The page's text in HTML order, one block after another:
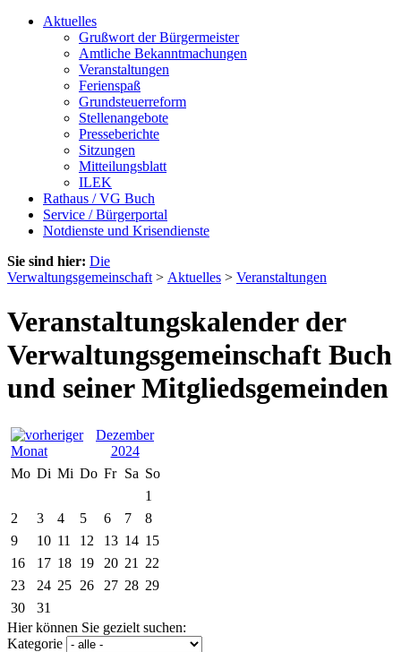
Aktuelles
Grußwort der Bürgermeister
Amtliche Bekanntmachungen
Veranstaltungen
Ferienspaß
Grundsteuerreform
Stellenangebote
Presseberichte
Sitzungen
Mitteilungsblatt
ILEK
Rathaus / VG Buch
Service / Bürgerportal
Notdienste und Krisendienste
Sie sind hier: Die
Verwaltungsgemeinschaft > Aktuelles > Veranstaltungen
Veranstaltungskalender der
Verwaltungsgemeinschaft Buch
und seiner Mitgliedsgemeinden
Dezember
2024
Mo Di Mi Do Fr Sa So
1
2
3 4 5 6 7
8
9
10 11 12 13 14 15
16
17 18 19 20 21
22
23
24 25 26 27 28 29
30
31
Hier können Sie gezielt suchen:
Kategorie